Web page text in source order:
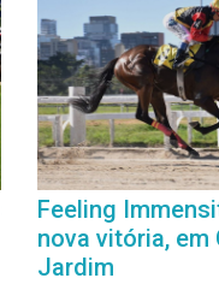
Feeling
nova vitória, em
Jardim